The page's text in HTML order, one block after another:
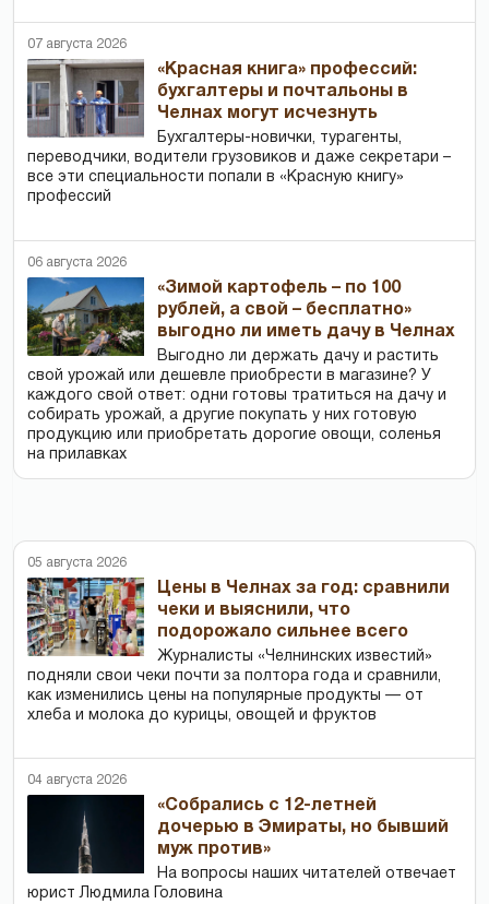
07 августа 2026
«Красная книга» профессий:
бухгалтеры и почтальоны в
Челнах могут исчезнуть
Бухгалтеры-новички, тур­агенты,
переводчики, водители грузовиков и даже секретари –
все эти специальности попали в «Красную книгу»
профессий
06 августа 2026
«Зимой картофель – по 100
рублей, а свой – бесплатно»
выгодно ли иметь дачу в Челнах
Выгодно ли держать дачу и растить
свой урожай или дешевле приобрести в магазине? У
каждого свой ответ: одни готовы тратиться на дачу и
собирать урожай, а другие покупать у них готовую
продукцию или приобретать дорогие овощи, соленья
на прилавках
05 августа 2026
Цены в Челнах за год: сравнили
чеки и выяснили, что
подорожало сильнее всего
Журналисты «Челнинских известий»
подняли свои чеки почти за полтора года и сравнили,
как изменились цены на популярные продукты — от
хлеба и молока до курицы, овощей и фруктов
04 августа 2026
«Собрались с 12-летней
дочерью в Эмираты, но бывший
муж против»
На вопросы наших читателей отвечает
юрист Людмила Головина